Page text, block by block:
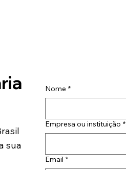
Nome *
Empresa ou instituição *
Email *
sua